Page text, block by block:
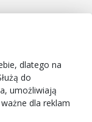
dlatego na
do
umożliwiają
dla reklam